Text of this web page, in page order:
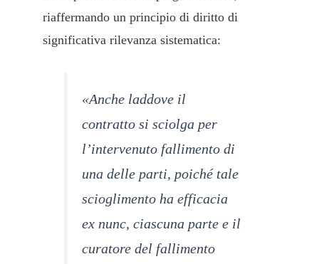
riaffermando un principio di diritto di
significativa rilevanza sistematica:
«Anche laddove il
contratto si sciolga per
l’intervenuto fallimento di
una delle parti, poiché tale
scioglimento ha efficacia
ex nunc, ciascuna parte e il
curatore del fallimento